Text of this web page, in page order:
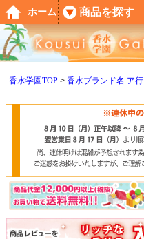
香水学園TOP 香水ブランド名 ア行
ホーム 商品を探す